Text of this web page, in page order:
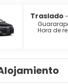
por sus
es unaTraslado
Hora de